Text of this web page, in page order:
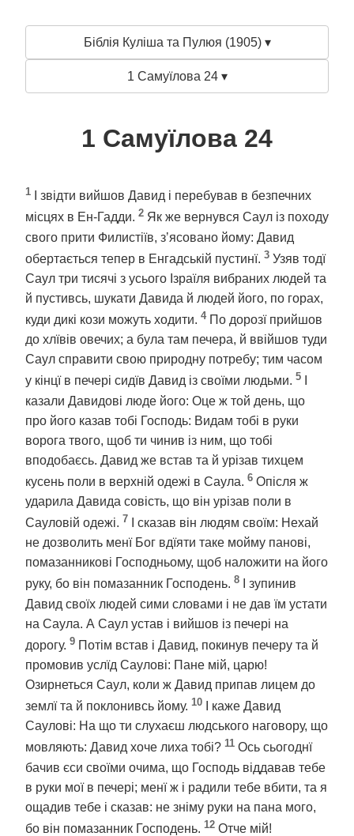
Біблія Куліша та Пулюя (1905) ▾
1 Самуїлова 24 ▾
1 Самуїлова 24
1
І звідти вийшов Давид і перебував в безпечних
місцях в Ен-Гадди. 2 Як же вернувся Саул із походу
свого прити Филистіїв, зʼясовано йому: Давид
обертається тепер в Енгадській пустинї. 3 Узяв тодї
Саул три тисячі з усього Ізраїля вибраних людей та
й пустивсь, шукати Давида й людей його, по горах,
куди дикі кози можуть ходити. 4 По дорозї прийшов
до хлївів овечих; а була там печера, й ввійшов туди
Саул справити свою природну потребу; тим часом
у кінцї в печері сидїв Давид із своїми людьми. 5
казали Давидові люде його: Оце ж той день, що
про його казав тобі Господь: Видам тобі в руки
ворога твого, щоб ти чинив із ним, що тобі
вподобаєсь. Давид же встав та й урізав тихцем
кусень поли в верхній одежі в Саула. 6 Опісля ж
ударила Давида совість, що він урізав поли в
Сауловій одежі. 7
І сказав він людям своїм: Нехай
не дозволить менї Бог вдїяти таке мойму панові,
помазанникові Господньому, щоб наложити на його
руку, бо він помазанник Господень. 8
І зупинив
Давид своїх людей сими словами і не дав їм устати
на Саула. А Саул устав і вийшов із печері на
дорогу. 9 Потім встав і Давид, покинув печеру та й
промовив услїд Саулові: Пане мій, царю!
Озирнеться Саул, коли ж Давид припав лицем до
землї та й поклонивсь йому. 10
І каже Давид
Саулові: На що ти слухаєш людського наговору, що
мовляють: Давид хоче лиха тобі? 11 Ось сьогоднї
бачив єси своїми очима, що Господь віддавав тебе
в руки мої в печері; менї ж і радили тебе вбити, та я
ощадив тебе і сказав: не зніму руки на пана мого,
бо він помазанник Господень. 12 Отче мій!